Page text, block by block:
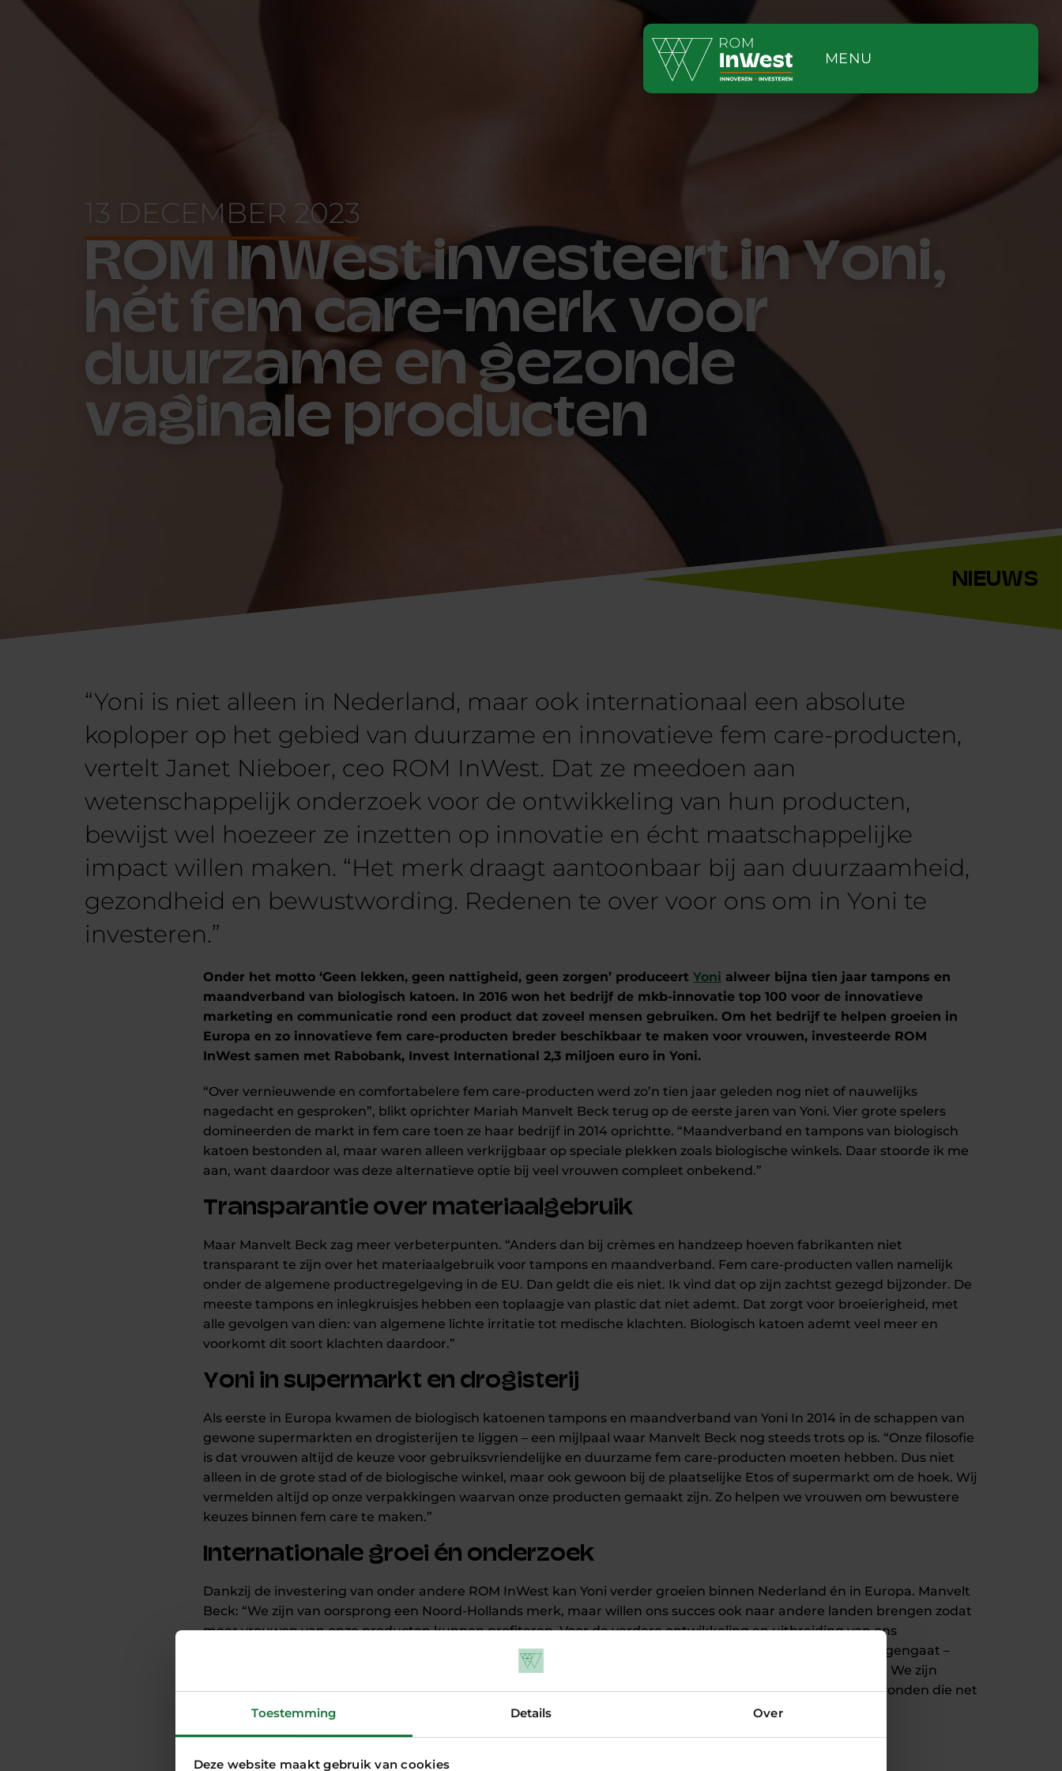
Toestemming Details Over
Deze website maakt gebruik van cookies
MENU
13 DECEMBER 2023
ROM InWest investeert in Yoni,
hét fem care-merk voor
duurzame en gezonde
vaginale producten
NIEUWS
“Yoni is niet alleen in Nederland, maar ook internationaal een absolute
koploper op het gebied van duurzame en innovatieve fem care-producten,
vertelt Janet Nieboer, ceo ROM InWest. Dat ze meedoen aan
wetenschappelijk onderzoek voor de ontwikkeling van hun producten,
bewijst wel hoezeer ze inzetten op innovatie en écht maatschappelijke
impact willen maken. “Het merk draagt aantoonbaar bij aan duurzaamheid,
gezondheid en bewustwording. Redenen te over voor ons om in Yoni te
investeren.”
Onder het motto ‘Geen lekken, geen nattigheid, geen zorgen’ produceert Yoni alweer bijna tien jaar tampons en
maandverband van biologisch katoen. In 2016 won het bedrijf de mkb-innovatie top 100 voor de innovatieve
marketing en communicatie rond een product dat zoveel mensen gebruiken. Om het bedrijf te helpen groeien in
Europa en zo innovatieve fem care-producten breder beschikbaar te maken voor vrouwen, investeerde ROM
InWest samen met Rabobank, Invest International 2,3 miljoen euro in Yoni.
“Over vernieuwende en comfortabelere fem care-producten werd zo’n tien jaar geleden nog niet of nauwelijks
nagedacht en gesproken”, blikt oprichter Mariah Manvelt Beck terug op de eerste jaren van Yoni. Vier grote spelers
domineerden de markt in fem care toen ze haar bedrijf in 2014 oprichtte. “Maandverband en tampons van biologisch
katoen bestonden al, maar waren alleen verkrijgbaar op speciale plekken zoals biologische winkels. Daar stoorde ik me
aan, want daardoor was deze alternatieve optie bij veel vrouwen compleet onbekend.”
Transparantie over materiaalgebruik
Maar Manvelt Beck zag meer verbeterpunten. “Anders dan bij crèmes en handzeep hoeven fabrikanten niet
transparant te zijn over het materiaalgebruik voor tampons en maandverband. Fem care-producten vallen namelijk
onder de algemene productregelgeving in de EU. Dan geldt die eis niet. Ik vind dat op zijn zachtst gezegd bijzonder. De
meeste tampons en inlegkruisjes hebben een toplaagje van plastic dat niet ademt. Dat zorgt voor broeierigheid, met
alle gevolgen van dien: van algemene lichte irritatie tot medische klachten. Biologisch katoen ademt veel meer en
voorkomt dit soort klachten daardoor.”
Yoni in supermarkt en drogisterij
Als eerste in Europa kwamen de biologisch katoenen tampons en maandverband van Yoni In 2014 in de schappen van
gewone supermarkten en drogisterijen te liggen – een mijlpaal waar Manvelt Beck nog steeds trots op is. “Onze filosofie
is dat vrouwen altijd de keuze voor gebruiksvriendelijke en duurzame fem care-producten moeten hebben. Dus niet
alleen in de grote stad of de biologische winkel, maar ook gewoon bij de plaatselijke Etos of supermarkt om de hoek. Wij
vermelden altijd op onze verpakkingen waarvan onze producten gemaakt zijn. Zo helpen we vrouwen om bewustere
keuzes binnen fem care te maken.”
Internationale groei én onderzoek
Dankzij de investering van onder andere ROM InWest kan Yoni verder groeien binnen Nederland én in Europa. Manvelt
Beck: “We zijn van oorsprong een Noord-Hollands merk, maar willen ons succes ook naar andere landen brengen zodat
meer vrouwen van onze producten kunnen profiteren. Voor de verdere ontwikkeling en uitbreiding van ons
productassortiment – bijvoorbeeld met duurzame menstruatiecups en probiotica die vaginale infecties tegengaat –
werken we samen met Vrije Universiteit aan wetenschappelijk onderzoek naar gezondheid van de vagina. We zijn
trouwens niet alleen blij met de ontvangen financiering. Met ROM InWest hebben we ook een partner gevonden die net
als wij maatschappelijke rendement, een gezond milieu en gendergelijkheid nastreeft.”